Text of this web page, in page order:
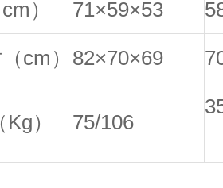
） 71×59×53
cm） 82×70×69
） 75/106